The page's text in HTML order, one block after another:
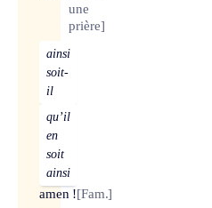
une
prière]
ainsi
soit-
il
qu’il
en
soit
ainsi
amen ![Fam.]